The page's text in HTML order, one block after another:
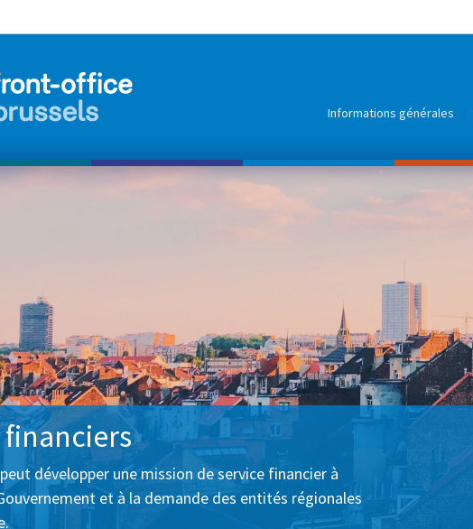
Informations générales
financiers
développer une mission de service financier à
et à la demande des entités régionales